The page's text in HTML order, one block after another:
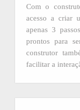
Com o
acesso a criar
apenas 3
prontos para
construtor
facilitar a